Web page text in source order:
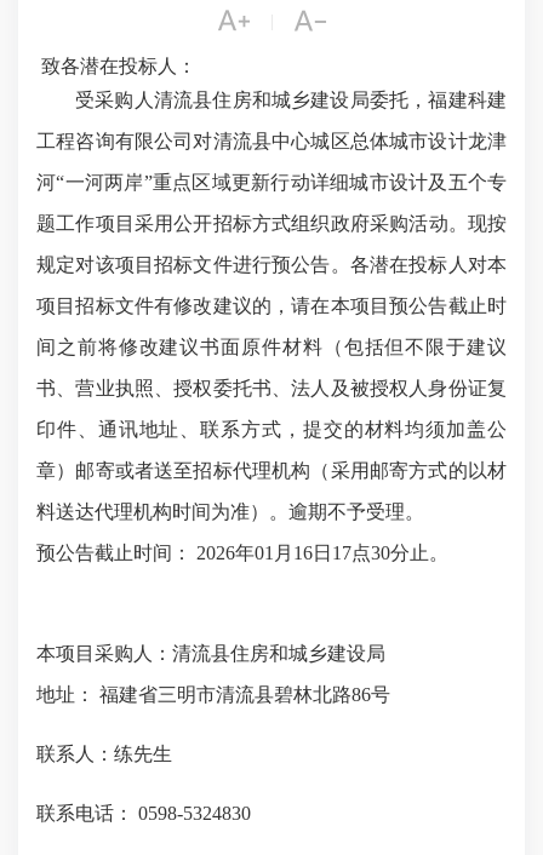
 
致各潜在投标人：
受采购人 清流县住房和城乡建设局委托，福建科建
工程咨询有限公司对清流县中心城区总体城市设计龙津
河“一河两岸”重点区域更新行动详细城市设计及五个专
题工作项目采用公开招标方式组织政府采购活动。现按
规定对该项目招标文件进行预公告。各潜在投标人对本
项目招标文件有修改建议的，请在本项目预公告截止时
间之前将修改建议书面原件材料 （包括但不限于建议
书、营业执照、授权委托书、法人及被授权人身份证复
印件
通讯地址、联系方式， 提交的材料均须加盖公
章）邮寄或者送至招标代理机构（采用邮寄方式的以材
料送达代理机构时间为准）。 逾期不予受理。
预公告截止时间：
2026年01 月 16日 17点30分止。
本项目采购人： 清流县住房和城乡建设局
地址：
福建省三明市清流县碧林北路86号
联系人： 练先生
联系电话： 0598-5324830